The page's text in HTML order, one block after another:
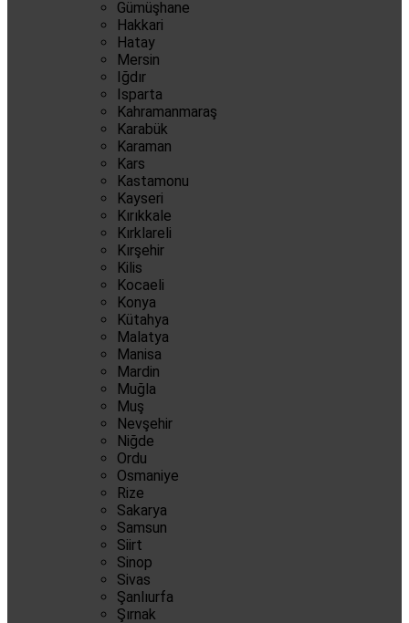
Gümüşhane
Hakkari
Hatay
Mersin
Iğdır
Isparta
Kahramanmaraş
Karabük
Karaman
Kars
Kastamonu
Kayseri
Kırıkkale
Kırklareli
Kırşehir
Kilis
Kocaeli
Konya
Kütahya
Malatya
Manisa
Mardin
Muğla
Muş
Nevşehir
Niğde
Ordu
Osmaniye
Rize
Sakarya
Samsun
Siirt
Sinop
Sivas
Şanlıurfa
Şırnak